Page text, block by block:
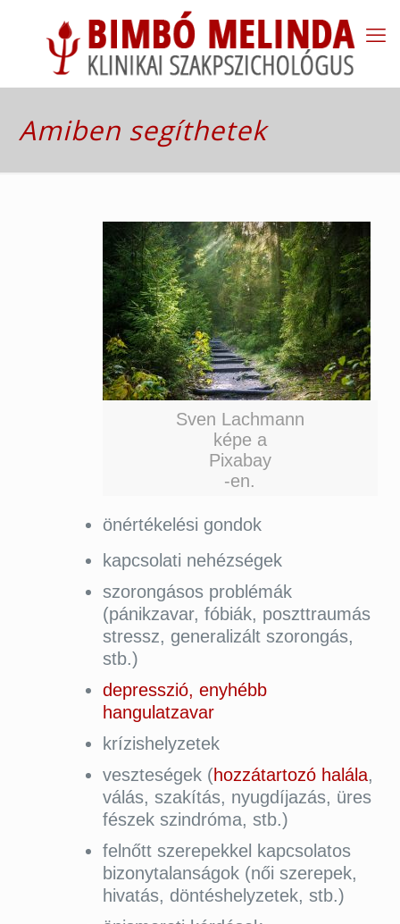
Amiben segíthetek
Sven Lachmann
képe a
Pixabay
-en.
önértékelési gondok
kapcsolati nehézségek
szorongásos problémák
(pánikzavar, fóbiák, poszttraumás
stressz, generalizált szorongás,
stb.)
depresszió, enyhébb
hangulatzavar
krízishelyzetek
veszteségek (hozzátartozó halála,
válás, szakítás, nyugdíjazás, üres
fészek szindróma, stb.)
felnőtt szerepekkel kapcsolatos
bizonytalanságok (női szerepek,
hivatás, döntéshelyzetek, stb.)